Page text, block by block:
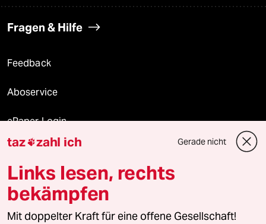
Fragen & Hilfe
Feedback
Aboservice
ePaper Login
Downloads für Abonnierende
© 2026 taz Verlags und Vertriebs GmbH
Alle Rechte vorbehalten. Bei rechtlichen Fragen oder für Genehmigungen
taz zahl ich Gerade nicht
Links lesen, rechts
bekämpfen
Mit doppelter Kraft für eine offene Gesellschaft!